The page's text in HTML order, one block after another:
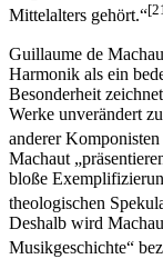
Mittelalters gehört.“
Guillaume de
Harmonik als ein
Besonderheit
Werke unverändert
anderer
Machaut
bloße
theologischen
Deshalb wird
Musikgeschichte“